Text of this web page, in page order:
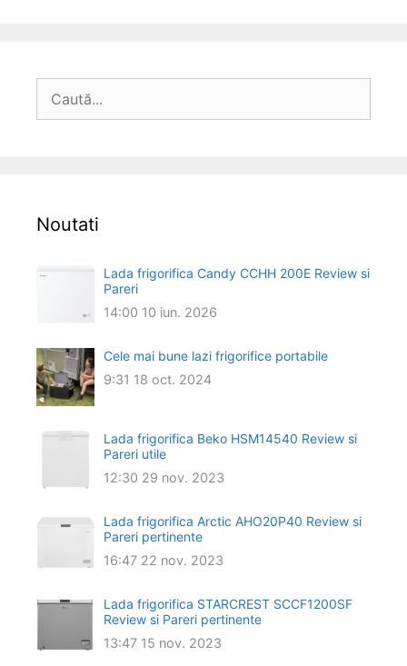
după:
Noutati
Lada frigorifica Candy CCHH 200E Review si
Pareri
14:00 10 iun. 2026
Cele mai bune lazi frigorifice portabile
9:31 18 oct. 2024
Lada frigorifica Beko HSM14540 Review si
Pareri utile
12:30 29 nov. 2023
Lada frigorifica Arctic AHO20P40 Review si
Pareri pertinente
16:47 22 nov. 2023
Lada frigorifica STARCREST SCCF1200SF
Review si Pareri pertinente
13:47 15 nov. 2023